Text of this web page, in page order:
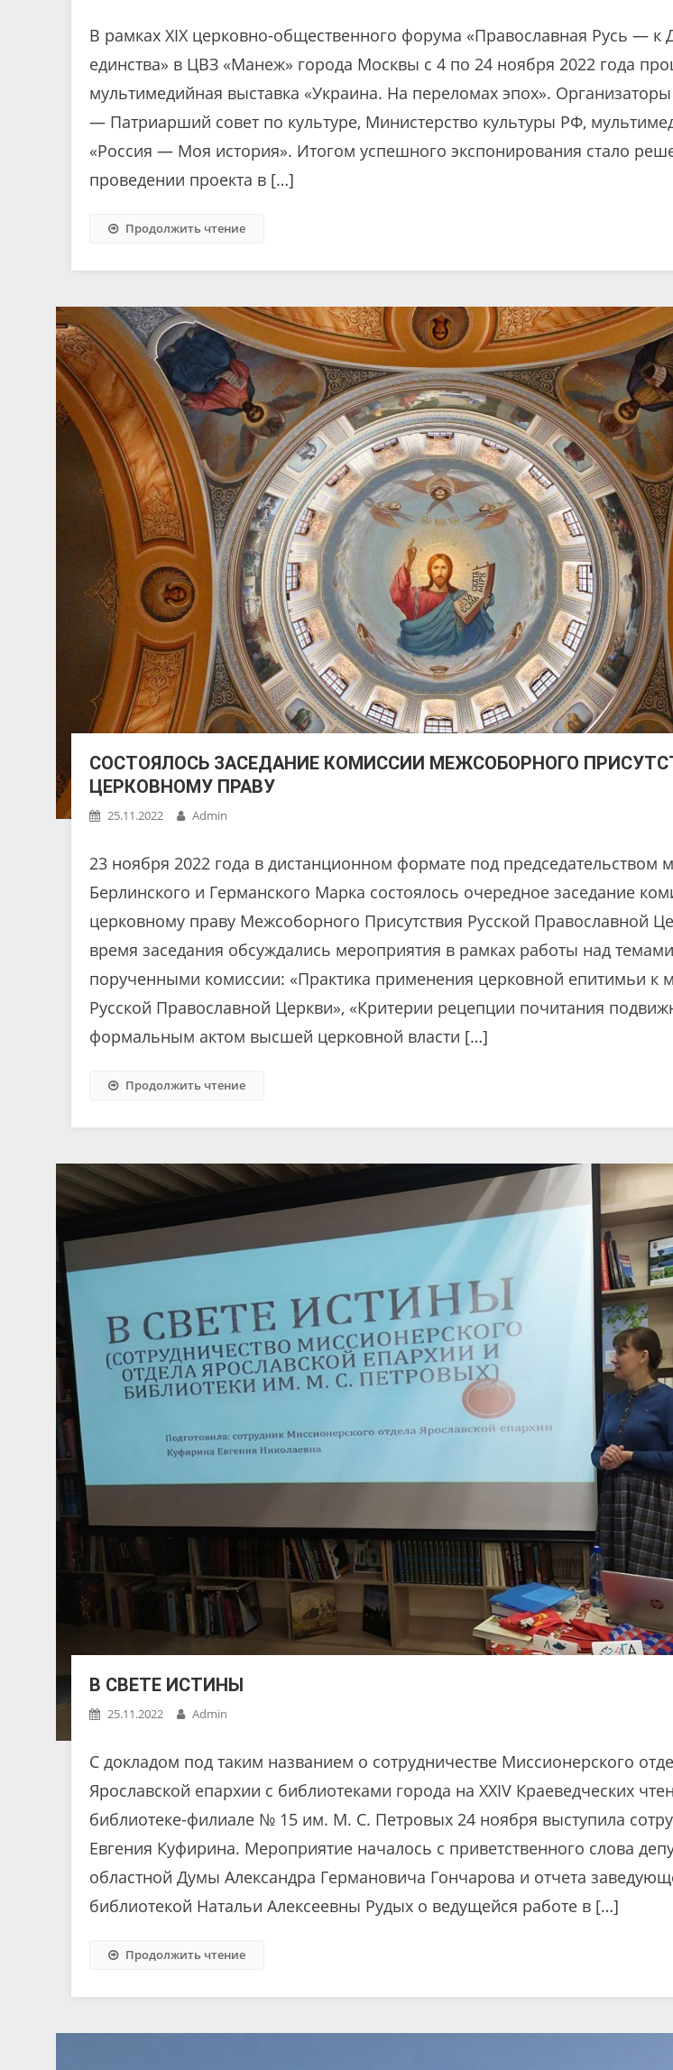
В рамках XIX церковно-общественного форума «Православная Русь — к
единства» в ЦВЗ «Манеж» города Москвы с 4 по 24 ноября 2022 года
мультимедийная выставка «Украина. На переломах эпох».
— Патриарший совет по культуре, Министерство культуры РФ,
«Россия — Моя история». Итогом успешного экспонирования стало
проведении проекта в […]
Продолжить чтение
СОСТОЯЛОСЬ ЗАСЕДАНИЕ КОМИССИИ МЕЖСОБОРНОГО
ЦЕРКОВНОМУ ПРАВУ
25.11.2022 Admin
23 ноября 2022 года в дистанционном формате под председательством
Берлинского и Германского Марка состоялось очередное заседание
церковному праву Межсоборного Присутствия Русской Православной
время заседания обсуждались мероприятия в рамках работы над
порученными комиссии: «Практика применения церковной епитимьи к
Русской Православной Церкви», «Критерии рецепции почитания
формальным актом высшей церковной власти […]
Продолжить чтение
В СВЕТЕ ИСТИНЫ
25.11.2022 Admin
С докладом под таким названием о сотрудничестве Миссионерского
Ярославской епархии с библиотеками города на XXIV Краеведческих
библиотеке-филиале № 15 им. М. С. Петровых 24 ноября выступила
Евгения Куфирина. Мероприятие началось с приветственного слова
областной Думы Александра Германовича Гончарова и отчета
библиотекой Натальи Алексеевны Рудых о ведущейся работе в […]
Продолжить чтение